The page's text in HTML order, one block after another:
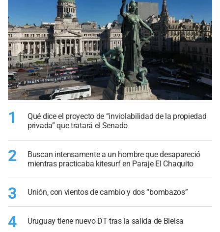
1
Qué dice el proyecto de “inviolabilidad de la propiedad
privada” que tratará el Senado
2
Buscan intensamente a un hombre que desapareció
mientras practicaba kitesurf en Paraje El Chaquito
3 Unión, con vientos de cambio y dos “bombazos”
4 Uruguay tiene nuevo DT tras la salida de Bielsa